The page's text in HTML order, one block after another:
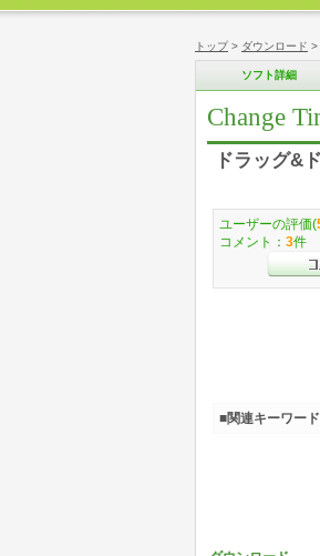
トップ> ダウンロード >
ソフト詳細
Change
ドラッグ&
ユーザーの評価(
コメント： 3件
■関連キーワード